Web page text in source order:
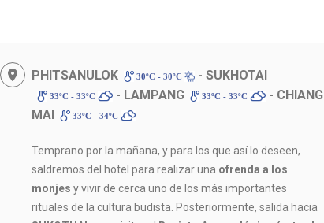
PHITSANULOK 30ºC - 30ºC - SUKHOTAI
33ºC - 33ºC - LAMPANG 33ºC - 33ºC
- CHIANG
MAI
33ºC - 34ºC
Temprano por la mañana, y para los que así lo deseen,
saldremos del hotel para realizar una ofrenda a los
monjesy vivir de cerca uno de los más importantes
rituales de la cultura budista. Posteriormente, salida hacia